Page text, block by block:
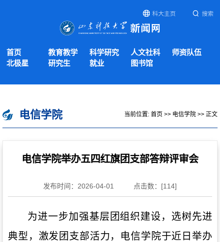
科大主页 搜索
首页 教育教学 科学研究 人文社科
师资队伍
北极星
研究生 就业 图书馆
电信学院 当前位置: 首页 >> 电信学院 >> 正文
电信学院举办五四红旗团支部答辩评审会
发布时间：2026-04-01 点击数：[114]
为进一步加强基层团组织建设，选树先进
典型，激发团支部活力，电信学院于近日举办